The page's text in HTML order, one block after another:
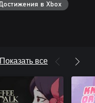
в Xbox
Показать все